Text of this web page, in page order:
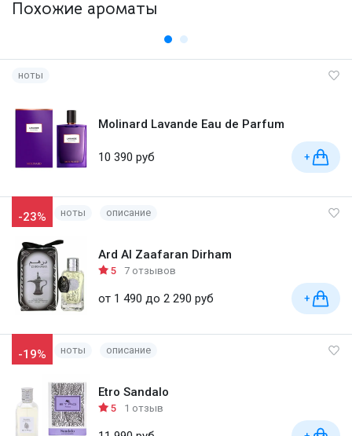
Похожие ароматы
ноты
Molinard Lavande Eau de Parfum
10 390 руб +
-23% ноты описание
Ard Al Zaafaran Dirham
5 7 отзывов
от 1 490 до 2 290 руб +
-19% ноты описание
Etro Sandalo
5 1 отзыв